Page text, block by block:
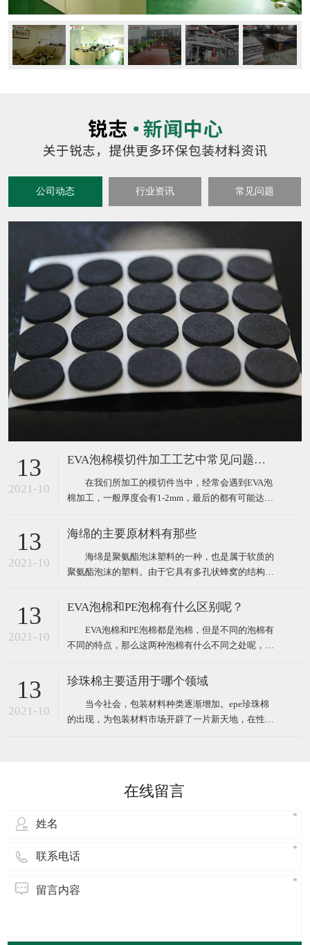
公司动态 行业资讯 常见问题
13
2021-10
EVA泡棉模切件加工工艺中常见问题分析
在我们所加工的模切件当中，经常会遇到EVA泡
棉加工，一般厚度会有1-2mm，最后的都有可能达到
肯定会遇到很多这样或那样的问题。那么我们经常遇
程中容易出现斜边（圆刀模切斜边更大）； 2、
这些
13
2021-10
海绵的主要原材料有那些
海绵是聚氨酯泡沫塑料的一种，也是属于软质的
聚氨酯泡沫的塑料。由于它具有多孔状蜂窝的结构，
的特点，正是由于这些特点，让其能够被广泛的用于
主要原材料： 1、有机异氰酸酯：最常用的是甲
笨二异氰酸酯
13
2021-10
EVA泡棉和PE泡棉有什么区别呢？
EVA泡棉和PE泡棉都是泡棉，但是不同的泡棉有
不同的特点，那么这两种泡棉有什么不同之处呢，下
塑料包装材料，EVA橡塑制品经过设计加工成形，其
材料，相对于传统防震包装，EVA泡棉可以切割、成
型;还
13
2021-10
珍珠棉主要适用于哪个领域
当今社会，包装材料种类逐渐增加。epe珍珠棉
的出现，为包装材料市场开辟了一片新天地，在性能
在线留言